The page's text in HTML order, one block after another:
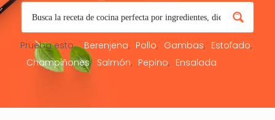
Prueba esto: Berenjena Pollo Gambas
Estofado
Champiñones
Salmón Pepino Ensalada